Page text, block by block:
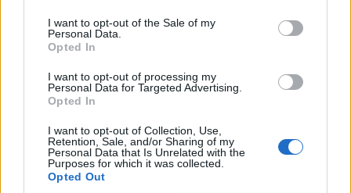
I want to opt-out of the Sale of my
Personal Data.
Opted In
I want to opt-out of processing my
Personal Data for Targeted Advertising.
Opted In
I want to opt-out of Collection, Use,
Retention, Sale, and/or Sharing of my
Personal Data that Is Unrelated with the
Purposes for which it was collected.
Opted Out
Lo Mejor del Pop Novedades Pop
Comentar Letra
Comenta o pregunta lo que desees sobre Matt Hunter
o 'My First Kiss'